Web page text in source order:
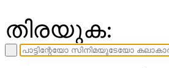
തിരയുക: